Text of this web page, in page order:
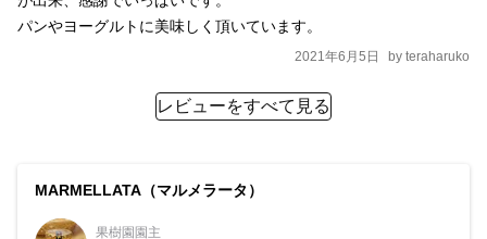
パンやヨーグルトに美味しく頂いています。
2021年6月5日 by teraharuko
レビューをすべて見る
MARMELLATA（マルメラータ）
果樹園園主